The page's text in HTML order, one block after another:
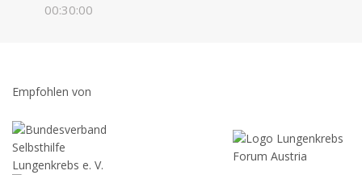
00:30:00
Empfohlen von